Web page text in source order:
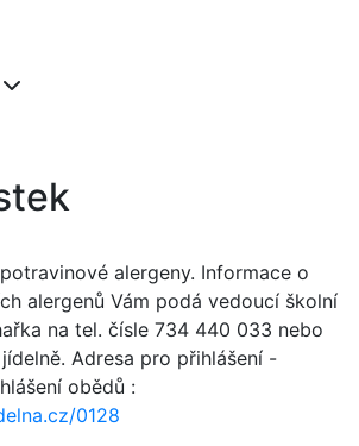
alergeny. Informace o
alergenů Vám podá vedoucí školní
na tel. čísle 734 440 033 nebo
Adresa pro přihlášení -
obědů :
0128